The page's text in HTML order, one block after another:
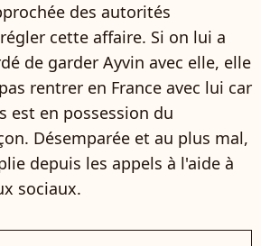
des autorités
cette affaire. Si on lui a
de garder Ayvin avec elle, elle
rentrer en France avec lui car
est en possession du
Désemparée et au plus mal,
depuis les appels à l'aide à
sociaux.